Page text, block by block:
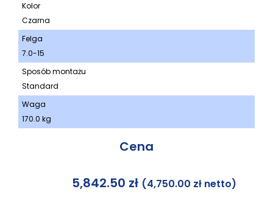
Kolor
Czarna
Felga
7.0-15
Sposób montażu
Standard
Waga
170.0 kg
Cena
5,842.50 zł (4,750.00 zł netto)